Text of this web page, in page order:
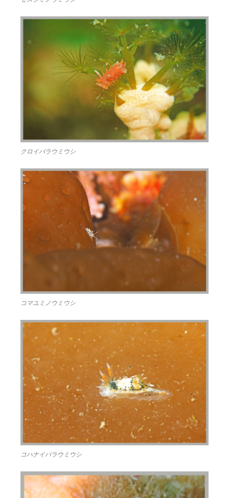
クロイバラウミウシ
コマユミノウミウシ
コハナイバラウミウシ